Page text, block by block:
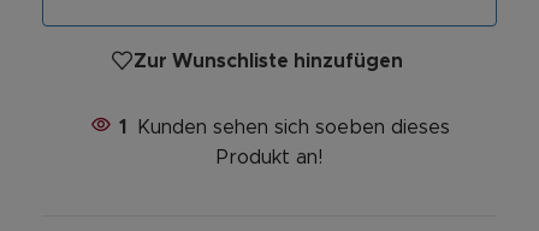
Zur Wunschliste hinzufügen
1
Kunden sehen sich soeben dieses
Produkt an!